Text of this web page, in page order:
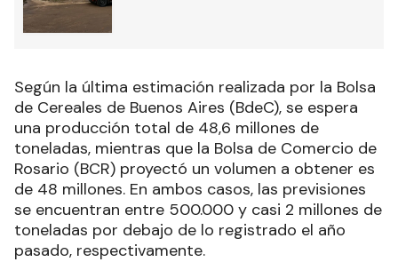
Según la última estimación realizada por la Bolsa
de Cereales de Buenos Aires (BdeC), se espera
una producción total de 48,6 millones de
toneladas, mientras que la Bolsa de Comercio de
Rosario (BCR) proyectó un volumen a obtener es
de 48 millones. En ambos casos, las previsiones
se encuentran entre 500.000 y casi 2 millones de
toneladas por debajo de lo registrado el año
pasado, respectivamente.